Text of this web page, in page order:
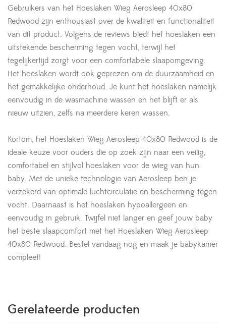
Gebruikers van het Hoeslaken Wieg Aerosleep 40x80
Redwood zijn enthousiast over de kwaliteit en functionaliteit
van dit product. Volgens de reviews biedt het hoeslaken een
uitstekende bescherming tegen vocht, terwijl het
tegelijkertijd zorgt voor een comfortabele slaapomgeving.
Het hoeslaken wordt ook geprezen om de duurzaamheid en
het gemakkelijke onderhoud. Je kunt het hoeslaken namelijk
eenvoudig in de wasmachine wassen en het blijft er als
nieuw uitzien, zelfs na meerdere keren wassen.
Kortom, het Hoeslaken Wieg Aerosleep 40x80 Redwood is de
ideale keuze voor ouders die op zoek zijn naar een veilig,
comfortabel en stijlvol hoeslaken voor de wieg van hun
baby. Met de unieke technologie van Aerosleep ben je
verzekerd van optimale luchtcirculatie en bescherming tegen
vocht. Daarnaast is het hoeslaken hypoallergeen en
eenvoudig in gebruik. Twijfel niet langer en geef jouw baby
het beste slaapcomfort met het Hoeslaken Wieg Aerosleep
40x80 Redwood. Bestel vandaag nog en maak je babykamer
compleet!
Gerelateerde producten